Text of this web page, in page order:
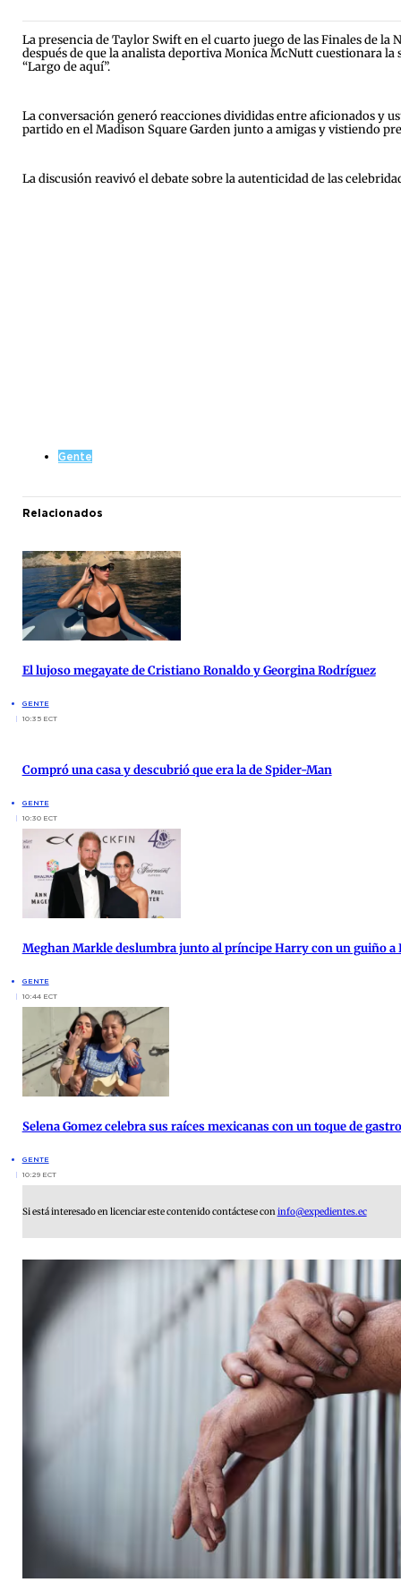
La presencia de Taylor Swift en el cuarto juego de las Finales de
después de que la analista deportiva Monica McNutt cuestionara
“Largo de aquí”.
La conversación generó reacciones divididas entre aficionados y
partido en el Madison Square Garden junto a amigas y vistiendo
La discusión reavivó el debate sobre la autenticidad de las
Gente
Relacionados
El lujoso megayate de Cristiano Ronaldo y Georgina Rodríguez
GENTE
10:35 ECT
Compró una casa y descubrió que era la de Spider-Man
GENTE
10:30 ECT
Meghan Markle deslumbra junto al príncipe Harry con un guiño a
GENTE
10:44 ECT
Selena Gomez celebra sus raíces mexicanas con un toque de
GENTE
10:29 ECT
Si está interesado en licenciar este contenido contáctese coninfo@expedientes.ec